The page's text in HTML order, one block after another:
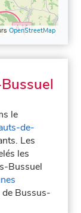
OpenStreetMap
le
de-
Les
les
Bussuel
de Bussus-